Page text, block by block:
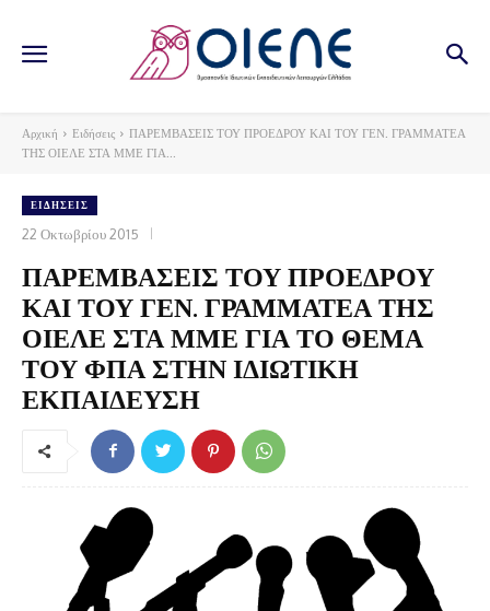
Αρχική Ειδήσεις
ΠΑΡΕΜΒΑΣΕΙΣ ΤΟΥ ΠΡΟΕΔΡΟΥ ΚΑΙ ΤΟΥ ΓΕΝ. ΓΡΑΜΜΑΤΕΑ
ΤΗΣ ΟΙΕΛΕ ΣΤΑ ΜΜΕ ΓΙΑ...
ΕΙΔΉΣΕΙΣ
22 Οκτωβρίου 2015
ΠΑΡΕΜΒΑΣΕΙΣ ΤΟΥ ΠΡΟΕΔΡΟΥ
ΚΑΙ ΤΟΥ ΓΕΝ. ΓΡΑΜΜΑΤΕΑ ΤΗΣ
ΟΙΕΛΕ ΣΤΑ ΜΜΕ ΓΙΑ ΤΟ ΘΕΜΑ
ΤΟΥ ΦΠΑ ΣΤΗΝ ΙΔΙΩΤΙΚΗ
ΕΚΠΑΙΔΕΥΣΗ